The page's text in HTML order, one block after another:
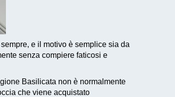
e il motivo è semplice sia da
senza compiere faticosi e
Basilicata non è normalmente
che viene acquistato